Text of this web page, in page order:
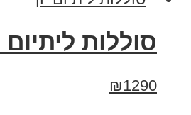
סוללות ליתיום
₪1290